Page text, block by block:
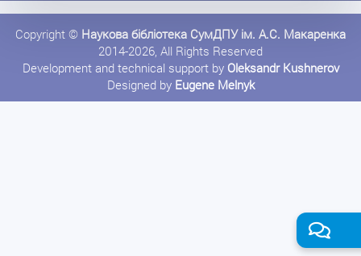
Copyright © Наукова бібліотека СумДПУ ім. А.С. Макаренка
2014-2026, All Rights Reserved
Development and technical support by Oleksandr Kushnerov
Designed by Eugene Melnyk